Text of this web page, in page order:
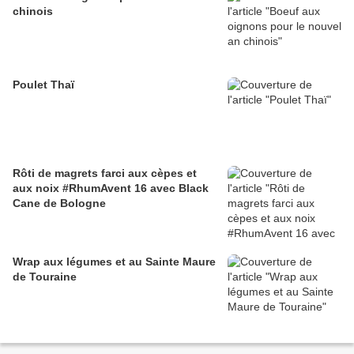
chinois
Poulet Thaï
Rôti de magrets farci aux cèpes et
aux noix #RhumAvent 16 avec Black
Cane de Bologne
Wrap aux légumes et au Sainte Maure
de Touraine